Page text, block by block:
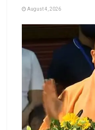
August 4, 2026